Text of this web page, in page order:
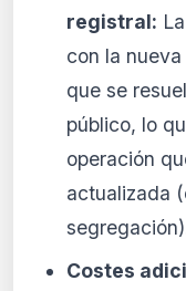
registral:
con la
que se
público, lo
operación
actualizada
Costes